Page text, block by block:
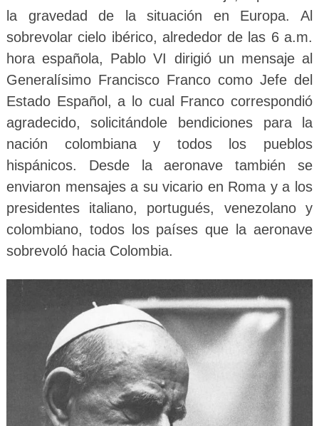
la gravedad de la situación en Europa. Al
sobrevolar cielo ibérico, alrededor de las 6 a.m.
hora española, Pablo VI dirigió un mensaje al
Generalísimo Francisco Franco como Jefe del
Estado Español, a lo cual Franco correspondió
agradecido, solicitándole bendiciones para la
nación colombiana y todos los pueblos
hispánicos. Desde la aeronave también se
enviaron mensajes a su vicario en Roma y a los
presidentes italiano, portugués, venezolano y
colombiano, todos los países que la aeronave
sobrevoló hacia Colombia.